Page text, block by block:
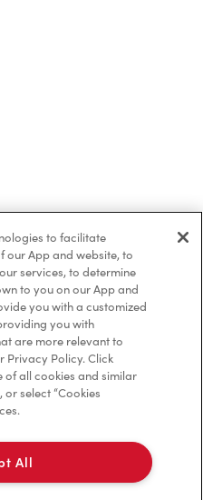
to facilitate
App and website, to
services, to determine
to you on our App and
you with a customized
you with
are more relevant to
Privacy Policy. Click
of all cookies and similar
select “Cookies
All